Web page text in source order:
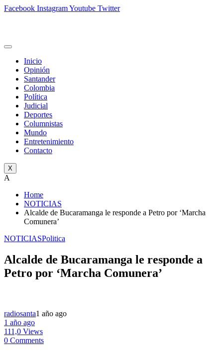
Facebook InstagramYoutube Twitter
Inicio
Opinión
Santander
Colombia
Política
Judicial
Deportes
Columnistas
Mundo
Entretenimiento
Contacto
X
A
Home
NOTICIAS
Alcalde de Bucaramanga le responde a Petro por ‘Marcha
Comunera’
NOTICIASPolitica
Alcalde de Bucaramanga le responde a
Petro por ‘Marcha Comunera’
radiosanta1 año ago
1 año ago
111,0 Views
0 Comments